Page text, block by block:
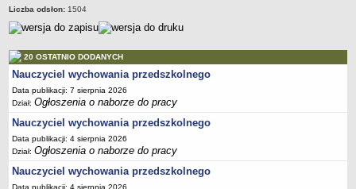
RAPORTY O STANIE DOSTĘPNOŚCI
Liczba odsłon: 1504
20 OSTATNIO DODANYCH
Nauczyciel wychowania przedszkolnego
Data publikacji: 7 sierpnia 2026
Dział:Ogłoszenia o naborze do pracy
Nauczyciel wychowania przedszkolnego
Data publikacji: 4 sierpnia 2026
Dział:Ogłoszenia o naborze do pracy
Nauczyciel wychowania przedszkolnego
Data publikacji: 4 sierpnia 2026